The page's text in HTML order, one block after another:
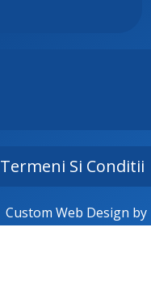
Termeni Si Conditii
Custom Web Design by